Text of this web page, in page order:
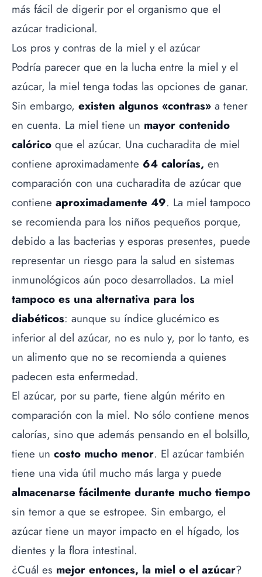
más fácil de digerir por el organismo que el
azúcar tradicional.
Los pros y contras de la miel y el azúcar
Podría parecer que en la lucha entre la miel y el
azúcar, la miel tenga todas las opciones de ganar.
Sin embargo, existen algunos «contras» a tener
en cuenta. La miel tiene un mayor contenido
calórico que el azúcar. Una cucharadita de miel
contiene aproximadamente 64 calorías, en
comparación con una cucharadita de azúcar que
contiene aproximadamente 49. La miel tampoco
se recomienda para los niños pequeños porque,
debido a las bacterias y esporas presentes, puede
representar un riesgo para la salud en sistemas
inmunológicos aún poco desarrollados. La miel
tampoco es una alternativa para los
diabéticos: aunque su índice glucémico es
inferior al del azúcar, no es nulo y, por lo tanto, es
un alimento que no se recomienda a quienes
padecen esta enfermedad.
El azúcar, por su parte, tiene algún mérito en
comparación con la miel. No sólo contiene menos
calorías, sino que además pensando en el bolsillo,
tiene un costo mucho menor. El azúcar también
tiene una vida útil mucho más larga y puede
almacenarse fácilmente durante mucho tiempo
sin temor a que se estropee. Sin embargo, el
azúcar tiene un mayor impacto en el hígado, los
dientes y la flora intestinal.
¿Cuál es mejor entonces, la miel o el azúcar?